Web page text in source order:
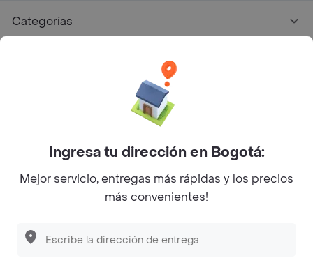
Descubre las PROMOCIONES que tenemos
Categorías
Facebook
Twitter
Instagram
©2026Rappi Inc. All rights reserved.
Ingresa tu dirección en Bogotá:
Mejor servicio, entregas más rápidas y los precios
más convenientes!